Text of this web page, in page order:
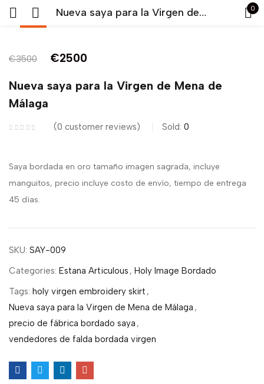
Nueva saya para la Virgen de Mena de Málaga 0
€3500 €2500
Nueva saya para la Virgen de Mena de
Málaga
0 customer reviews Sold: 0
Saya bordada en oro tamaño imagen sagrada, incluye
manguitos, precio incluye costo de envío, tiempo de entrega
45 días.
SKU: SAY-009
Categories: Estana Articulous , Holy Image Bordado
Tags: holy virgen embroidery skirt ,
Nueva saya para la Virgen de Mena de Málaga ,
precio de fábrica bordado saya ,
vendedores de falda bordada virgen
LOG IN